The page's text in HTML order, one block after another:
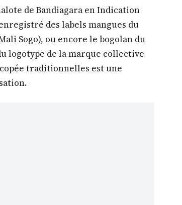
de Bandiagara en Indication
des labels mangues du
Sogo), ou encore le bogolan du
logotype de la marque collective
traditionnelles est une